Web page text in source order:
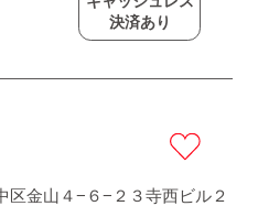
決済あり
区金山４−６−２３寺西ビル２